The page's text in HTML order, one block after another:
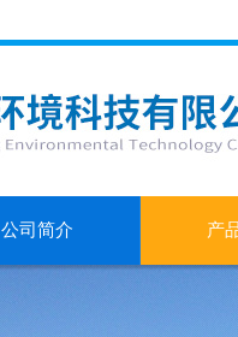
公司简介 产